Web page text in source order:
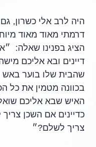
היה לרב אלי כשרון,
דרמתי מאוד מאוד
הציג בפנינו שאלה:
דיינים ובא אליכם
שהבית שלו בוער באש
בכוונה מטמין את כל
האיש שבא אליכם
כדיינים אם השכן
צריך לשלם?״